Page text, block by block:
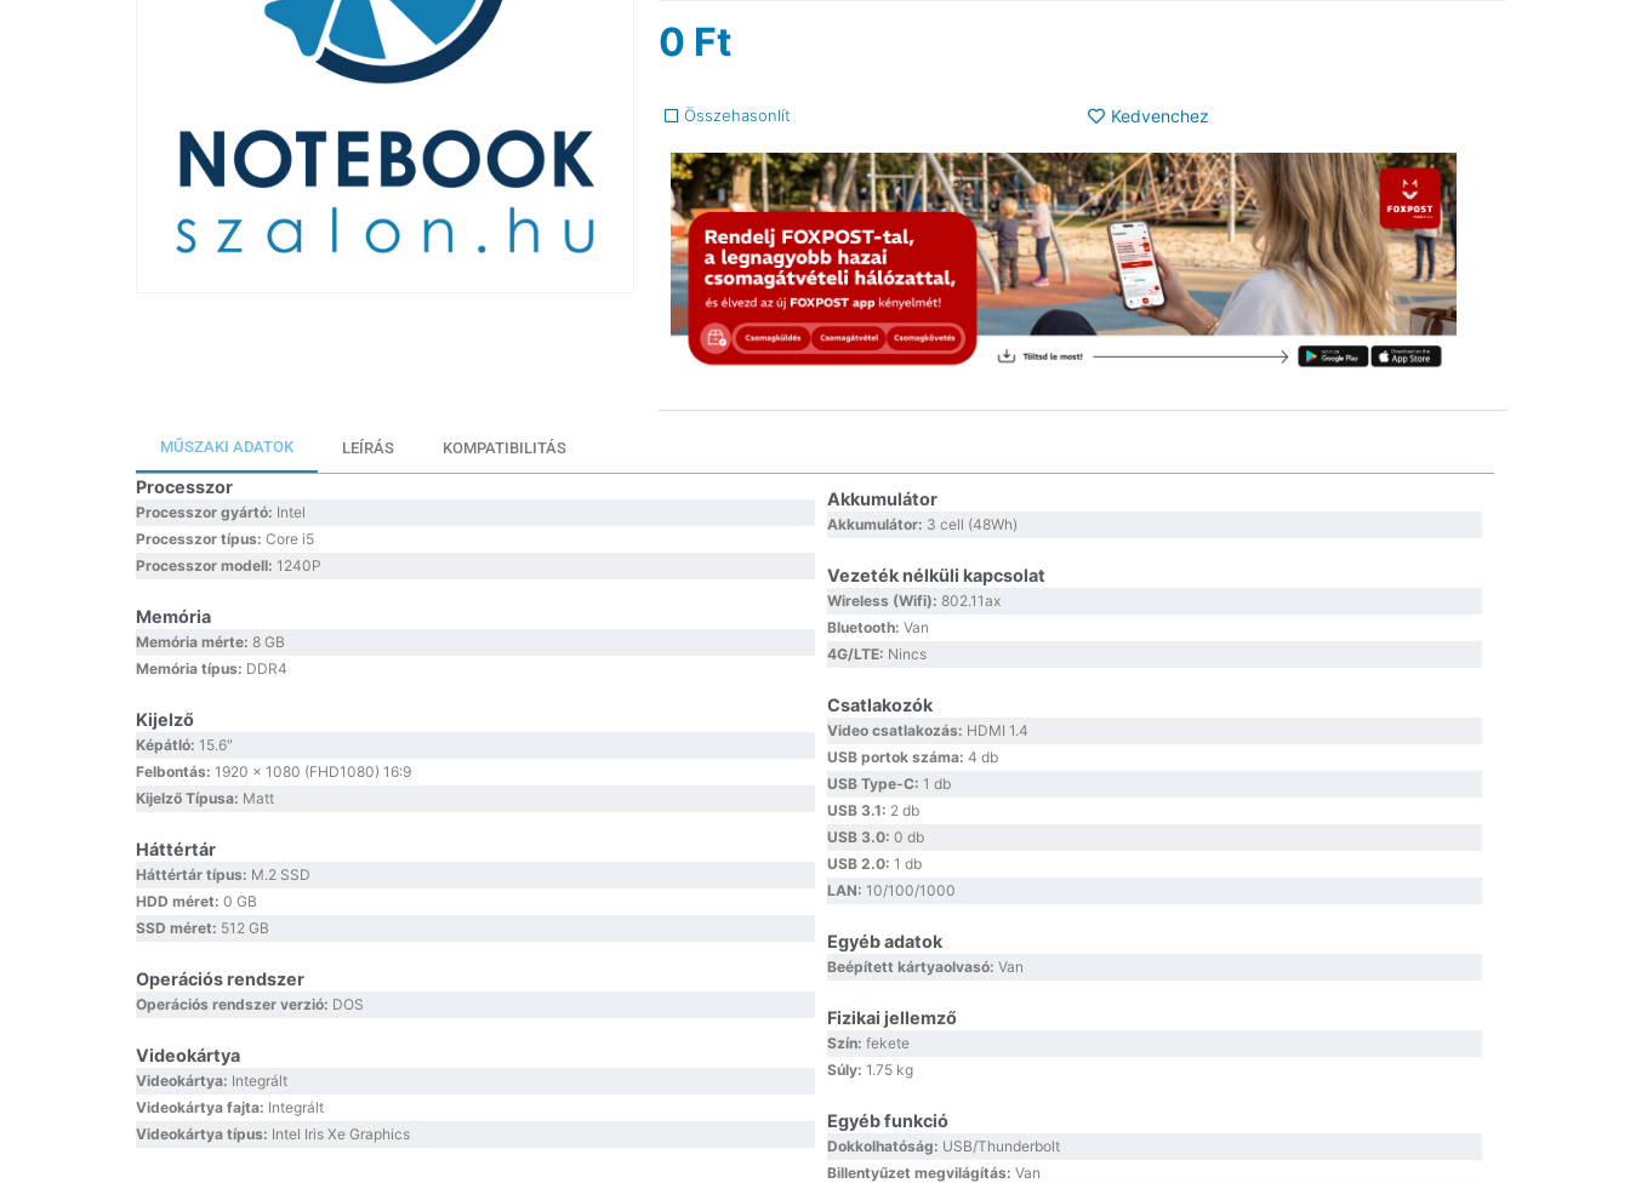
0 Ft
Összehasonlít Kedvenchez
MŰSZAKI ADATOK LEÍRÁS KOMPATIBILITÁS
Processzor
Processzor gyártó: Intel
Processzor típus: Core i5
Processzor modell: 1240P
Memória
Memória mérte: 8 GB
Memória típus: DDR4
Kijelző
Képátló: 15.6″
Felbontás: 1920 x 1080 (FHD1080) 16:9
Kijelző Típusa: Matt
Háttértár
Háttértár típus: M.2 SSD
HDD méret: 0 GB
SSD méret: 512 GB
Operációs rendszer
Operációs rendszer verzió: DOS
Videokártya
Videokártya: Integrált
Videokártya fajta: Integrált
Videokártya típus: Intel Iris Xe Graphics
Akkumulátor
Akkumulátor: 3 cell (48Wh)
Vezeték nélküli kapcsolat
Wireless (Wifi): 802.11ax
Bluetooth: Van
4G/LTE: Nincs
Csatlakozók
Video csatlakozás: HDMI 1.4
USB portok száma: 4 db
USB Type-C: 1 db
USB 3.1: 2 db
USB 3.0: 0 db
USB 2.0: 1 db
LAN: 10/100/1000
Egyéb adatok
Beépített kártyaolvasó: Van
Fizikai jellemző
Szín: fekete
Súly: 1.75 kg
Egyéb funkció
Dokkolhatóság: USB/Thunderbolt
Billentyűzet megvilágítás: Van